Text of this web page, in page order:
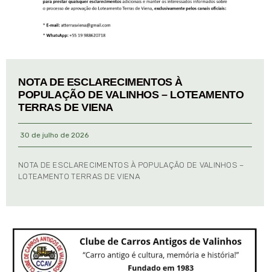
NOTA DE ESCLARECIMENTOS À
POPULAÇÃO DE VALINHOS – LOTEAMENTO
TERRAS DE VIENA
30 de julho de 2026
NOTA DE ESCLARECIMENTOS À POPULAÇÃO DE VALINHOS –
LOTEAMENTO TERRAS DE VIENA